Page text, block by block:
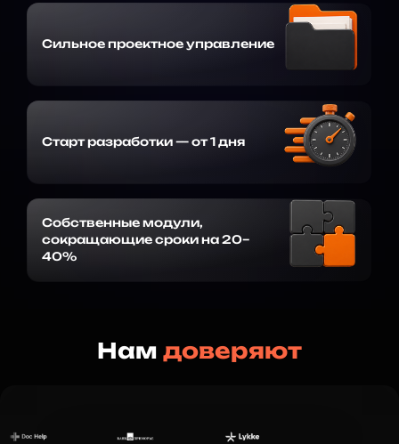
Сильное проектное управление
Старт разработки — от 1 дня
Собственные модули,
сокращающие сроки на 20–
40%
Нам доверяют